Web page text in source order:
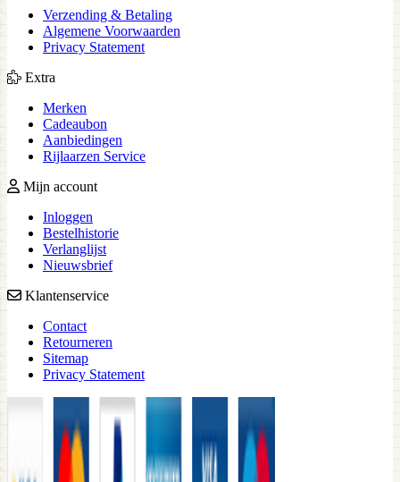
Verzending & Betaling
Algemene Voorwaarden
Privacy Statement
Extra
Merken
Cadeaubon
Aanbiedingen
Rijlaarzen Service
Mijn account
Inloggen
Bestelhistorie
Verlanglijst
Nieuwsbrief
Klantenservice
Contact
Retourneren
Sitemap
Privacy Statement